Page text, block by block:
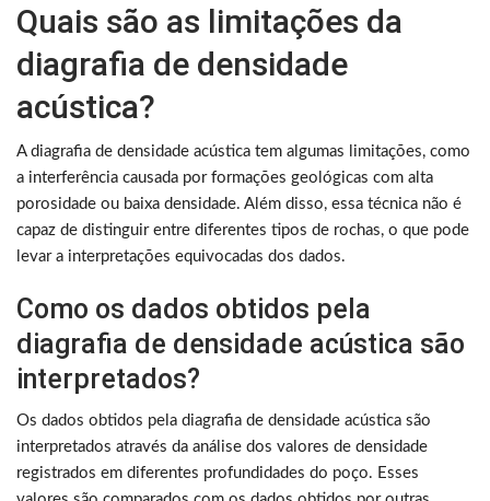
Quais são as limitações da
diagrafia de densidade
acústica?
A diagrafia de densidade acústica tem algumas limitações, como
a interferência causada por formações geológicas com alta
porosidade ou baixa densidade. Além disso, essa técnica não é
capaz de distinguir entre diferentes tipos de rochas, o que pode
levar a interpretações equivocadas dos dados.
Como os dados obtidos pela
diagrafia de densidade acústica são
interpretados?
Os dados obtidos pela diagrafia de densidade acústica são
interpretados através da análise dos valores de densidade
registrados em diferentes profundidades do poço. Esses